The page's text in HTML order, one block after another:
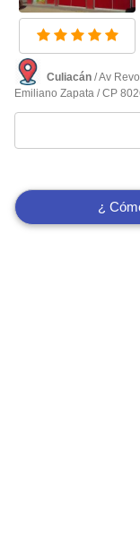
Culiacán / Av
Emiliano Zapata / CP
¿